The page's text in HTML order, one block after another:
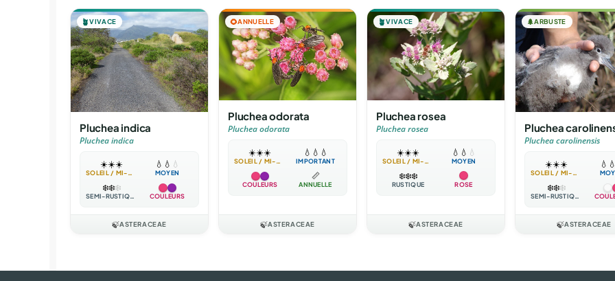
🪴VIVACE
Pluchea indica
Pluchea indica
☀️☀️☀️
SOLEIL / MI-OMBRE
💧 💧 💧
MOYEN
❄️❄️❄️
SEMI-RUSTIQUE COULEURS
🍃ASTERACEAE
🌻ANNUELLE
Pluchea odorata
Pluchea odorata
☀️☀️☀️
SOLEIL / MI-OMBRE
💧 💧 💧
IMPORTANT
COULEURS
📏
ANNUELLE
🍃ASTERACEAE
🪴VIVACE
Pluchea rosea
Pluchea rosea
☀️☀️☀️
SOLEIL / MI-OMBRE
💧 💧 💧
MOYEN
❄️❄️❄️
RUSTIQUE ROSE
🍃ASTERACEAE
🌲ARBUSTE
Pluchea
Pluchea carolinensis
☀️☀️☀️
SOLEIL / MI-OMBRE
💧 💧
❄️❄️❄️
SEMI-RUSTIQUE
🍃ASTERACEAE